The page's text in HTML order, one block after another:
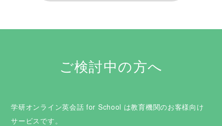
ご検討中の方へ
学研オンライン英会話 for School は教育機関のお客様向け
サービスです。